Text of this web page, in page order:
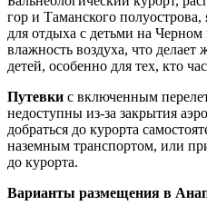
гор и Таманского
для отдыха с детьми на
влажность воздуха, что
детей, особенно для тех, кто
Путевки с включенным
недоступны из-за закрытия
добраться до курорта
наземным транспортом, или
до курорта.
Варианты размещения в